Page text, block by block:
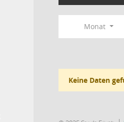
Monat
Keine Daten